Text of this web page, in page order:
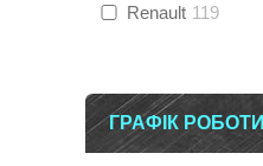
Renault 119
ГРАФІК РОБОТИ